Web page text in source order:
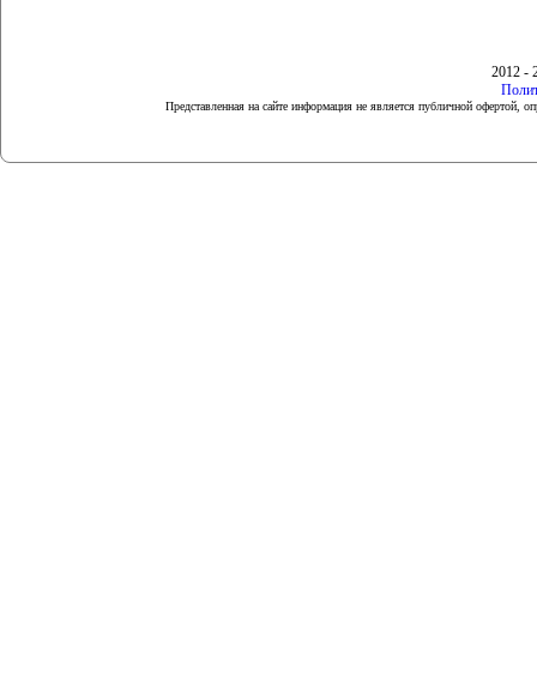
2012 -
Представленная на сайте информация не является публичной